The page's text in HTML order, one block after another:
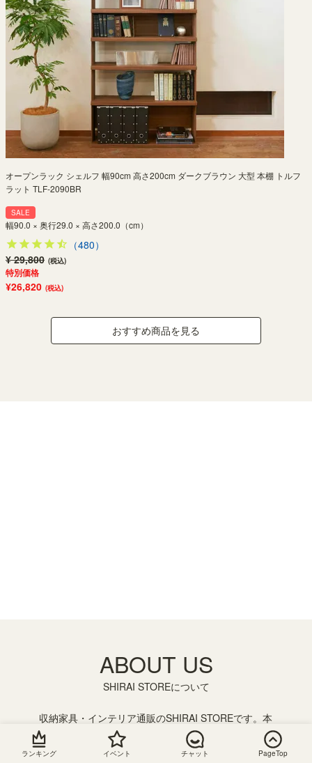
オープンラック シェルフ 幅90cm 高さ200cm ダークブラウン 大型 本棚 トルフ
ラット TLF-2090BR
SALE
幅90.0 × 奥行29.0 × 高さ200.0（cm）
（480）
¥ 29,800 (税込)
特別価格
¥26,820 (税込)
おすすめ商品を見る
ABOUT US
SHIRAI STOREについて
収納家具・インテリア通販のSHIRAI STOREです。本
棚やテレビ台、キッチン収納などさまざまな収納家具
を取り揃えております。横幅を1cm単位で注文できる
ランキング イベント チャット PageTop